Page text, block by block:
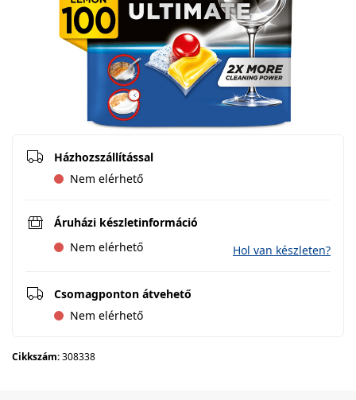
Házhozszállítással
Nem elérhető
Áruházi készletinformáció
Nem elérhető
Hol van készleten?
Csomagponton átvehető
Nem elérhető
Cikkszám:308338